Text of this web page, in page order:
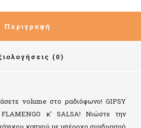
Περιγραφή
(0)
volume στο ραδιόφωνο! GIPSY
κ' SALSA! Νιώστε την